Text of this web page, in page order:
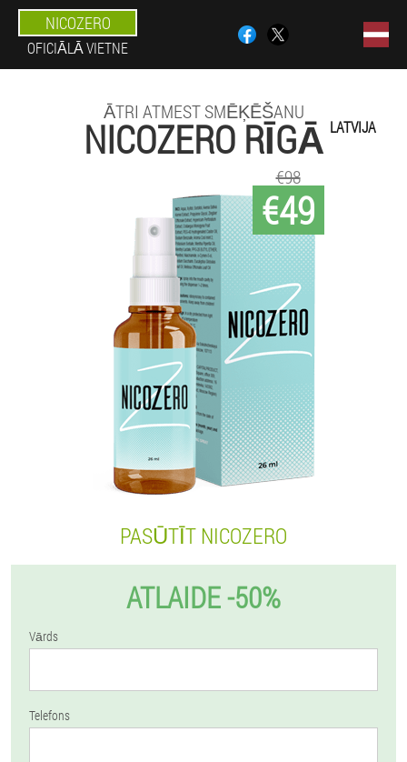
NICOZERO
OFICIĀLĀ VIETNE
ĀTRI ATMEST SMĒĶĒŠANU
NICOZERO RĪGĀ LATVIJA
€49
€98
PASŪTĪT NICOZERO
ATLAIDE -50%
Vārds
Telefons